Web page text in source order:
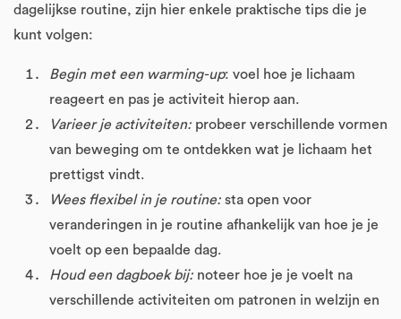
dagelijkse routine, zijn hier enkele praktische tips die je
kunt volgen:
Begin met een warming-up: voel hoe je lichaam
reageert en pas je activiteit hierop aan.
Varieer je activiteiten: probeer verschillende vormen
van beweging om te ontdekken wat je lichaam het
prettigst vindt.
Wees flexibel in je routine: sta open voor
veranderingen in je routine afhankelijk van hoe je je
voelt op een bepaalde dag.
Houd een dagboek bij: noteer hoe je je voelt na
verschillende activiteiten om patronen in welzijn en